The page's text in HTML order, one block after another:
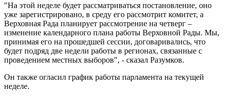
"На этой неделе будет рассматриваться постановление, оно
уже зарегистрировано, в среду его рассмотрит комитет, а
Верховная Рада планирует рассмотрение на четверг –
изменение календарного плана работы Верховной Рады. Мы,
принимая его на прошедшей сессии, договаривались, что
будет подряд две недели работы в регионах, связанные с
проведением местных выборов", - сказал Разумков.
Он также огласил график работы парламента на текущей
неделе.